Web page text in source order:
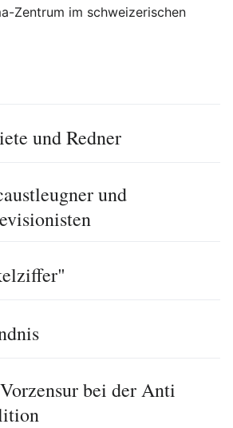
Zentrum im schweizerischen
und Redner
und
bei der Anti